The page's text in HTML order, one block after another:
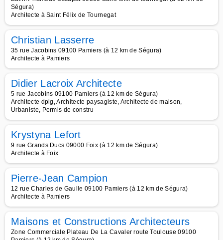
Ségura)
Architecte à Saint Félix de Tournegat
Christian Lasserre
35 rue Jacobins 09100 Pamiers (à 12 km de Ségura)
Architecte à Pamiers
Didier Lacroix Architecte
5 rue Jacobins 09100 Pamiers (à 12 km de Ségura)
Architecte dplg, Architecte paysagiste, Architecte de maison,
Urbaniste, Permis de constru
Krystyna Lefort
9 rue Grands Ducs 09000 Foix (à 12 km de Ségura)
Architecte à Foix
Pierre-Jean Campion
12 rue Charles de Gaulle 09100 Pamiers (à 12 km de Ségura)
Architecte à Pamiers
Maisons et Constructions Architecteurs
Zone Commerciale Plateau De La Cavaler route Toulouse 09100